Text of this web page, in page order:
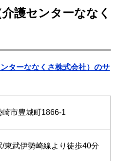
護センターななく
ターななくさ株式会社）のサ
崎市豊城町1866-1
/東武伊勢崎線より徒歩40分